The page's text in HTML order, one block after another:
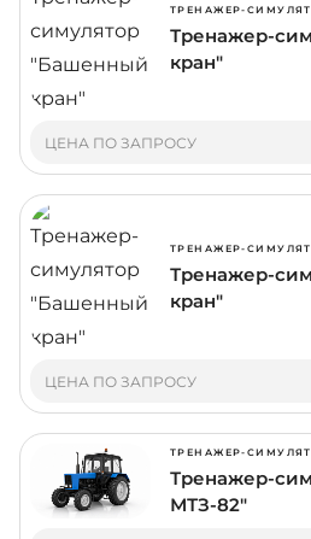
ТРЕНАЖЕР-
Тренажер-
кран"
ЦЕНА ПО ЗАПРОСУ
ТРЕНАЖЕР-
Тренажер-
кран"
ЦЕНА ПО ЗАПРОСУ
ТРЕНАЖЕР-
Тренажер-
МТЗ-82"